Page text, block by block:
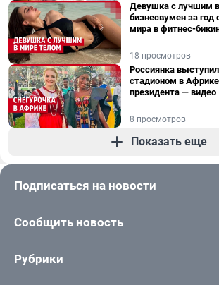
Девушка с лучшим
бизнесвумен за год
мира в фитнес-
18 просмотров
Россиянка
стадионом в
президента — видео
8 просмотров
Показать еще
Подписаться на новости
Сообщить новость
Рубрики